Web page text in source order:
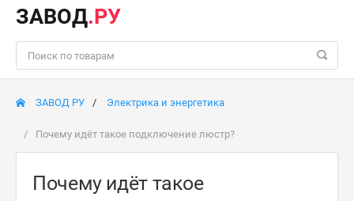
ЗАВОД.РУ
ЗАВОД РУ Электрика и энергетика
Почему идёт такое подключение люстр?
Почему идёт такое